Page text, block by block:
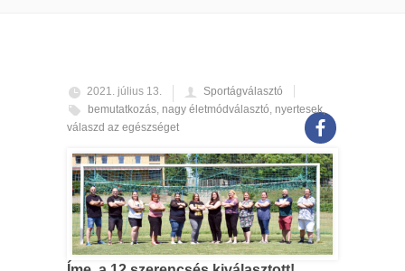
2021. július 13.
Sportágválasztó
bemutatkozás, nagy életmódválasztó, nyertesek,
válaszd az egészséget